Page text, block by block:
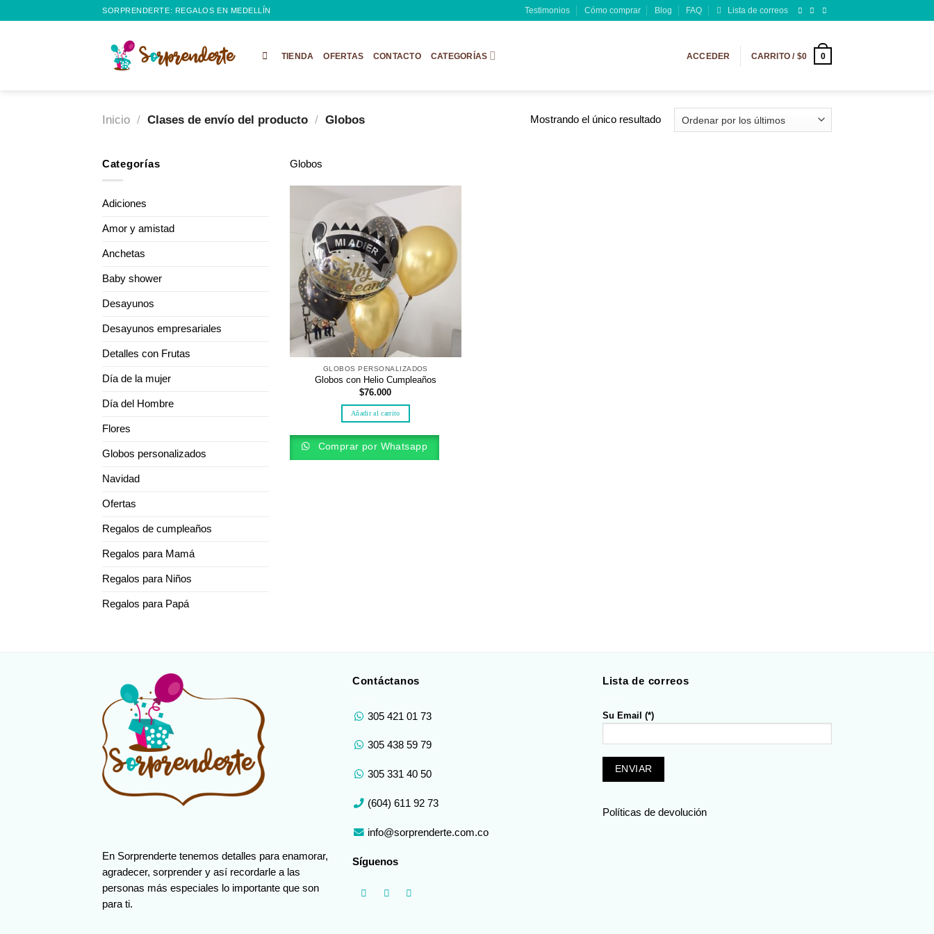
al
SORPRENDERTE: REGALOS EN MEDELLÍN Testimonios Cómo comprar Blog FAQ Lista de correos
TIENDA OFERTAS CONTACTO CATEGORÍAS ACCEDER CARRITO / $0 0
Inicio / Clases de envío del producto / Globos Mostrando el único resultado
Categorías
Adiciones
Amor y amistad
Anchetas
Baby shower
Desayunos
Desayunos empresariales
Detalles con Frutas
Día de la mujer
Día del Hombre
Flores
Globos personalizados
Navidad
Ofertas
Regalos de cumpleaños
Regalos para Mamá
Regalos para Niños
Regalos para Papá
Globos
GLOBOS PERSONALIZADOS
Globos con Helio Cumpleaños
$76.000
Añadir al carrito
Comprar por Whatsapp
En Sorprenderte tenemos detalles para enamorar,
agradecer, sorprender y así recordarle a las
personas más especiales lo importante que son
para ti.
Contáctanos
305 421 01 73
305 438 59 79
305 331 40 50
(604) 611 92 73
info@sorprenderte.com.co
Síguenos
Lista de correos
Su Email (*)
Políticas de devolución